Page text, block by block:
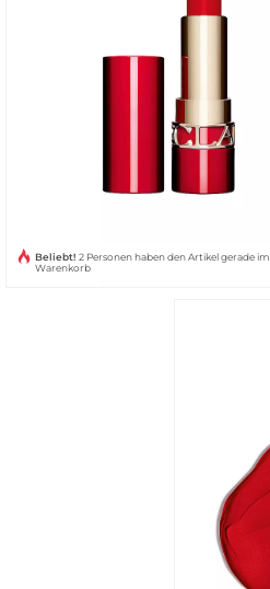
Beliebt! 2 Personen haben den Artikel gerade im
Warenkorb